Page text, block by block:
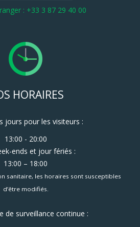
: +33 3 87 29 40 00
HORAIRES
jours pour les visiteurs :
13:00 - 20:00
ends et jour fériés :
13:00 – 18:00
sanitaire, les horaires sont susceptibles
d’être modifiés.
de surveillance continue :